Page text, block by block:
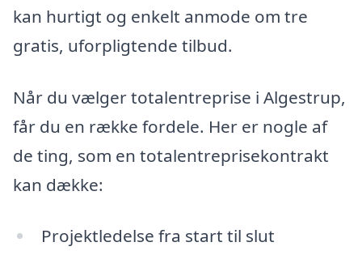
kan hurtigt og enkelt anmode om tre
gratis, uforpligtende tilbud.
Når du vælger totalentreprise i Algestrup,
får du en række fordele. Her er nogle af
de ting, som en totalentreprisekontrakt
kan dække:
Projektledelse fra start til slut